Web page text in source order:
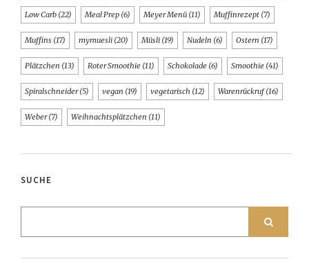
Low Carb (22) Meal Prep (6) Meyer Menü (11) Muffinrezept (7)
Muffins (17) mymuesli (20) Müsli (19) Nudeln (6) Ostern (17)
Plätzchen (13) Roter Smoothie (11) Schokolade (6) Smoothie (41)
Spiralschneider(5) vegan (19) vegetarisch (12) Warenrückruf(16)
Weber(7) Weihnachtsplätzchen (11)
SUCHE